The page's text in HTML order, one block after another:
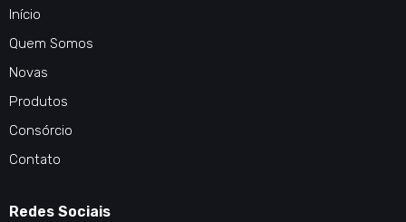
Início
Quem Somos
Novas
Produtos
Consórcio
Contato
Redes Sociais